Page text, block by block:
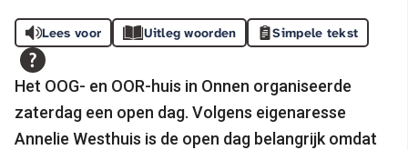
Lees voor Uitleg woorden Simpele tekst
Het OOG- en OOR-huis in Onnen organiseerde
zaterdag een open dag. Volgens eigenaresse
Annelie Westhuis is de open dag belangrijk omdat